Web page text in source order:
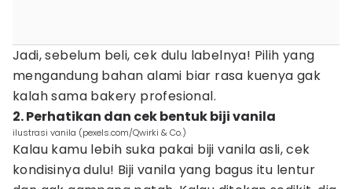
Jadi, sebelum beli, cek dulu labelnya! Pilih yang
mengandung bahan alami biar rasa kuenya gak
kalah sama bakery profesional.
2. Perhatikan dan cek bentuk biji vanila
ilustrasi vanila (pexels.com/Qwirki & Co.)
Kalau kamu lebih suka pakai biji vanila asli, cek
kondisinya dulu! Biji vanila yang bagus itu lentur